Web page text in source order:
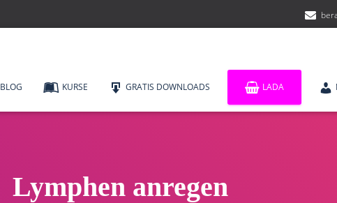
BLOG KURSE GRATIS DOWNLOADS LADA
Lymphen anregen